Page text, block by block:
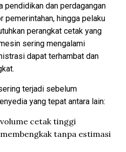
pendidikan dan perdagangan
pemerintahan, hingga pelaku
perangkat cetak yang
sering mengalami
dapat terhambat dan
terjadi sebelum
yang tepat antara lain:
cetak tinggi
tanpa estimasi